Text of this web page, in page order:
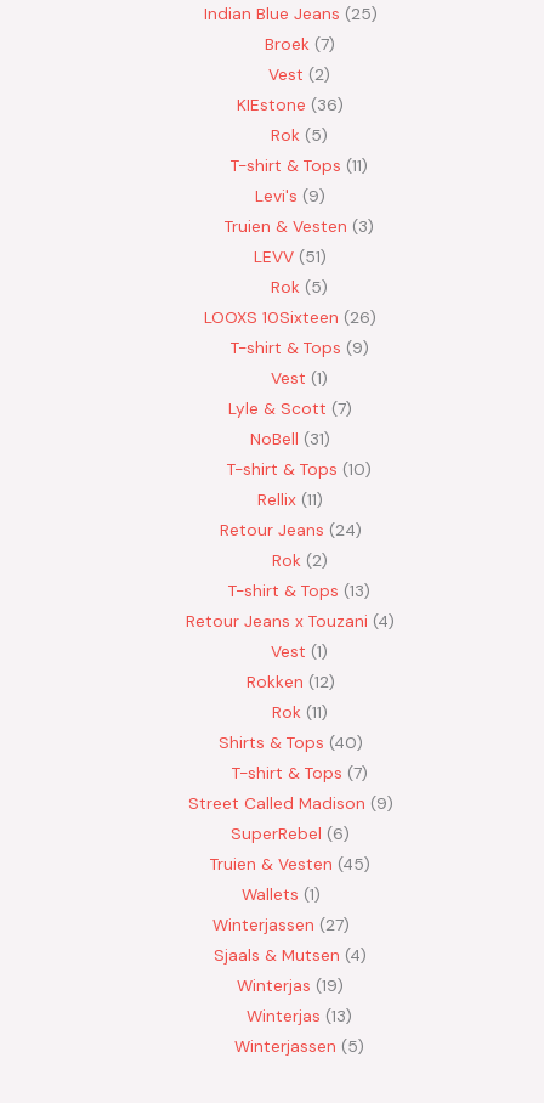
Indian Blue Jeans 25
Broek 7
Vest
2
KIEstone
36
Rok 5
T-shirt & Tops 11
Levi's
9
Truien & Vesten
3
LEVV 51
Rok 5
LOOXS 10Sixteen
26
T-shirt & Tops 9
Vest 1
Lyle & Scott 7
NoBell
31
T-shirt & Tops 10
Rellix 11
Retour Jeans 24
Rok 2
T-shirt & Tops 13
Retour Jeans x Touzani 4
Vest 1
Rokken 12
Rok 11
Shirts & Tops 40
T-shirt & Tops 7
Street Called Madison 9
SuperRebel
6
Truien & Vesten 45
Wallets 1
Winterjassen
27
Sjaals & Mutsen 4
Winterjas 19
Winterjas 13
Winterjassen
5